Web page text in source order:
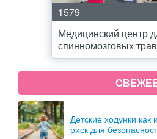
1579
Медицинский центр
спинномозговых
Детские ходунки как
риск для